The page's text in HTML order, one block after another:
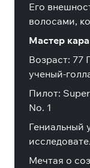
Его
волосами,
Мастер
Возраст: 77
ученый-
Пилот:
No. 1
Гениальный
Мечтая о